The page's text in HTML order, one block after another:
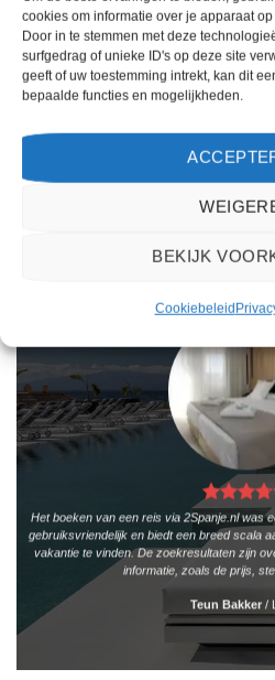
cookies om informatie over je apparaat
Door in te stemmen met deze
surfgedrag of unieke ID's op deze site
geeft of uw toestemming intrekt, kan dit
bepaalde functies en mogelijkheden.
BEKIJK
Cookiebeleid
3uit 5
Inturotel Esmeralda Park is een 3
sterren accommodatie in Cala d'Or.
U boekt deze reis direct bij onze
partner TUI. Nu vanaf EUR 840.00
per persoon.
PRIJZEN EN BOEKEN
WAT ZE OVER
Het boeken van een reis via 2Spanje.nl was
gebruiksvriendelijk en biedt een breed scala
vakantie te vinden. De zoekresultaten zijn
informatie, zoals de prijs,
Teun Bakker /